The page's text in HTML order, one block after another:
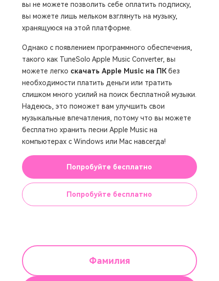
вы не можете позволить себе оплатить подписку,
вы можете лишь мельком взглянуть на музыку,
хранящуюся на этой платформе.
Однако с появлением программного обеспечения,
такого как TuneSolo Apple Music Converter, вы
можете легко скачать Apple Music на ПКбез
необходимости платить деньги или тратить
слишком много усилий на поиск бесплатной музыки.
Надеюсь, это поможет вам улучшить свои
музыкальные впечатления, потому что вы можете
бесплатно хранить песни Apple Music на
компьютерах с Windows или Mac навсегда!
Попробуйте бесплатно
Попробуйте бесплатно
Фамилия